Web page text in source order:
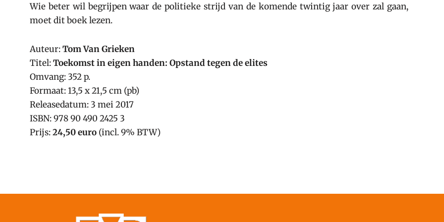
Wie beter wil begrijpen waar de politieke strijd van de komende twintig jaar over zal gaan,
moet dit boek lezen.
Auteur:Tom Van Grieken
Titel:Toekomst in eigen handen: Opstand tegen de elites
Omvang: 352 p.
Formaat: 13,5 x 21,5 cm (pb)
Releasedatum: 3 mei 2017
ISBN: 978 90 490 2425 3
Prijs:24,50 euro (incl. 9% BTW)